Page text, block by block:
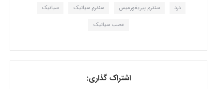
درد سندرم پیریفورمیس سندرم سیاتیک سیاتیک
عصب سیاتیک
اشتراک گذاری: